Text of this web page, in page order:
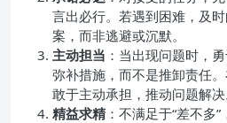
言出必行。若遇到困难，及
案，而非逃避或沉默。
主动担当 ：当出现问题时，
弥补措施，而不是推卸责任
敢于主动承担，推动问题解决
精益求精 ：不满足于“差不多